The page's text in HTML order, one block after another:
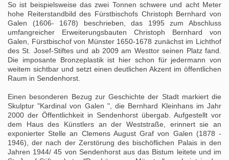
So ist beispielsweise das zwei Tonnen schwere und acht Meter
hohe Reiterstandbild des Fürstbischofs Christoph Bernhard von
Galen (1606- 1678) beschrieben, das 1995 zum Abschluss
umfangreicher Erweiterungsbauten Christoph Bernhard von
Galen, Fürstbischof von Münster 1650-1678 zunächst im Lichthof
des St. Josef-Stiftes und ab 2009 am Westtor seinen Platz fand.
Die imposante Bronzeplastik ist hier schon für jedermann von
weitem sichtbar und setzt einen deutlichen Akzent im öffentlichen
Raum in Sendenhorst.
Einen besonderen Bezug zur Geschichte der Stadt markiert die
Skulptur "Kardinal von Galen ", die Bernhard Kleinhans im Jahr
2000 der Öffentlichkeit in Sendenhorst übergab. Aufgestellt vor
dem Haus des Künstlers an der Weststraße, erinnert sie an
exponierter Stelle an Clemens August Graf von Galen (1878 -
1946), der nach der Zerstörung des bischöflichen Palais in den
Jahren 1944/ 45 von Sendenhorst aus das Bistum leitete und im